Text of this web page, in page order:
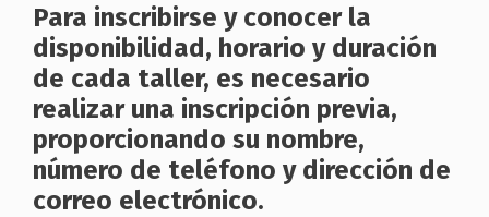
Para inscribirse y conocer la
disponibilidad, horario y duración
de cada taller, es necesario
realizar una inscripción previa,
proporcionando su nombre,
número de teléfono y dirección de
correo electrónico.